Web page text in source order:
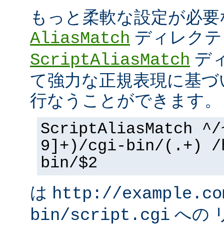
もっと柔軟な設定が必
AliasMatch ディレク
ScriptAliasMatch デ
て強力な正規表現に基
行なうことができます
ScriptAliasMatch
9]+)/cgi-bin/(.+) /
bin/$2
は http://
bin/script.cgi への